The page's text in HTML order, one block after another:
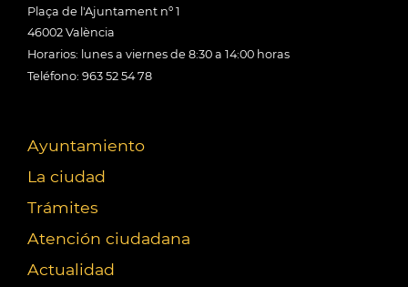
Plaça de l'Ajuntament nº 1
46002 València
Horarios: lunes a viernes de 8:30 a 14:00 horas
Teléfono: 963 52 54 78
Ayuntamiento
La ciudad
Trámites
Atención ciudadana
Actualidad